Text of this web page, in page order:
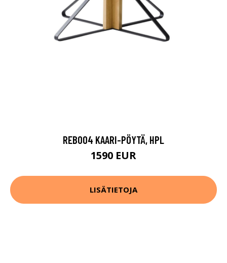
REB004 KAARI-PÖYTÄ, HPL
1590 EUR
LISÄTIETOJA